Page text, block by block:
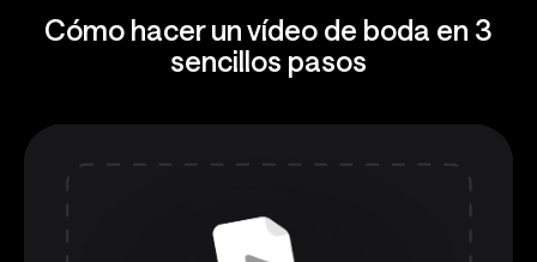
Cómo hacer un vídeo de boda en 3
sencillos pasos